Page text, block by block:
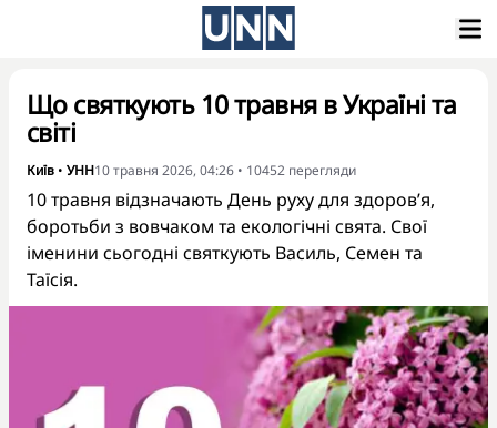
Що святкують 10 травня в Україні та
світі
Київ • УНН10 травня 2026, 04:26 • 10452 перегляди
10 травня відзначають День руху для здоров’я,
боротьби з вовчаком та екологічні свята. Свої
іменини сьогодні святкують Василь, Семен та
Таїсія.